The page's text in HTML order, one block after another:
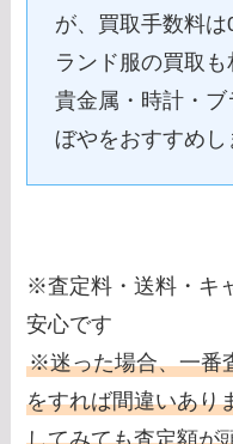
が、買取手数料
ランド服の買取も
貴金属・時計・
ぼやをおすすめし
※査定料・送料・キ
安心です
※迷った場合、一番
をすれば間違いあり